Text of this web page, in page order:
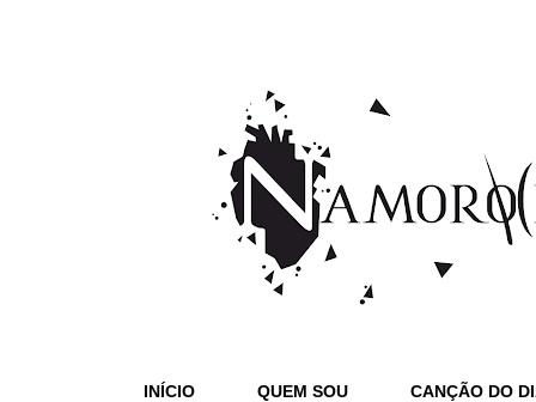
INÍCIO QUEM SOU
CANÇÃO DO